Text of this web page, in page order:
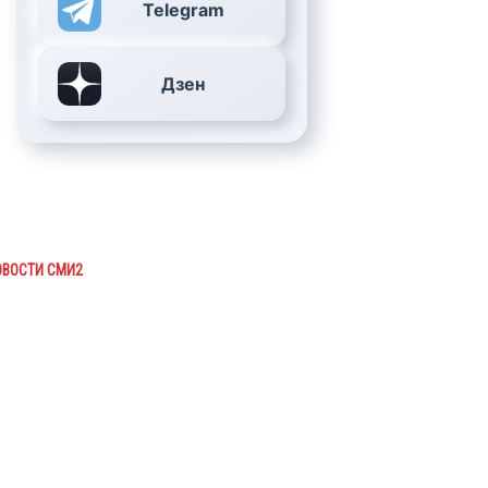
Telegram
Дзен
СМИ2